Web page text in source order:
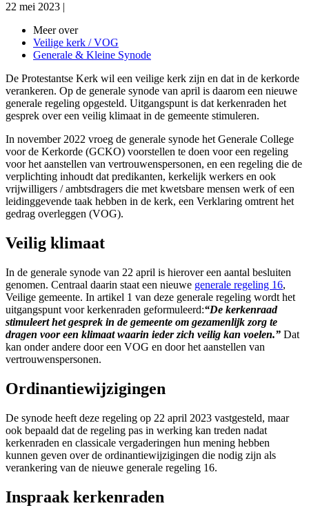
22 mei 2023 |
Meer over
Veilige kerk / VOG
Generale & Kleine Synode
De Protestantse Kerk wil een veilige kerk zijn en dat in de kerkorde
verankeren. Op de generale synode van april is daarom een nieuwe
generale regeling opgesteld. Uitgangspunt is dat kerkenraden het
gesprek over een veilig klimaat in de gemeente stimuleren.
In november 2022 vroeg de generale synode het Generale College
voor de Kerkorde (GCKO) voorstellen te doen voor een regeling
voor het aanstellen van vertrouwenspersonen, en een regeling die de
verplichting inhoudt dat predikanten, kerkelijk werkers en ook
vrijwilligers / ambtsdragers die met kwetsbare mensen werk of een
leidinggevende taak hebben in de kerk, een Verklaring omtrent het
gedrag overleggen (VOG).
Veilig klimaat
In de generale synode van 22 april is hierover een aantal besluiten
genomen. Centraal daarin staat een nieuwe generale regeling 16,
Veilige gemeente. In artikel 1 van deze generale regeling wordt het
uitgangspunt voor kerkenraden geformuleerd:“De kerkenraad
stimuleert het gesprek in de gemeente om gezamenlijk zorg te
dragen voor een klimaat waarin ieder zich veilig kan voelen.” Dat
kan onder andere door een VOG en door het aanstellen van
vertrouwenspersonen.
Ordinantiewijzigingen
De synode heeft deze regeling op 22 april 2023 vastgesteld, maar
ook bepaald dat de regeling pas in werking kan treden nadat
kerkenraden en classicale vergaderingen hun mening hebben
kunnen geven over de ordinantiewijzigingen die nodig zijn als
verankering van de nieuwe generale regeling 16.
Inspraak kerkenraden